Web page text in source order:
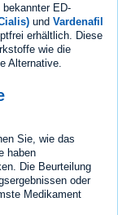
ED-
und Vardenafil
erhältlich. Diese
wie die
Alternative.
Sie, wie das
haben
Die Beurteilung
oder
Medikament